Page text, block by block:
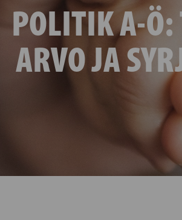
POLITIK A-Ö:
ARVO JA